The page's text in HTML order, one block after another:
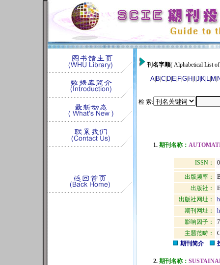
刊名字顺( Alphabetical List
A B C D E FG H J K L M
检 索:
1. 期刊名称：
ISSN：
出版频率：
出版社：
出版社网址：
期刊网址：
影响因子：
主题范畴：
期刊简介
2. 期刊名称：